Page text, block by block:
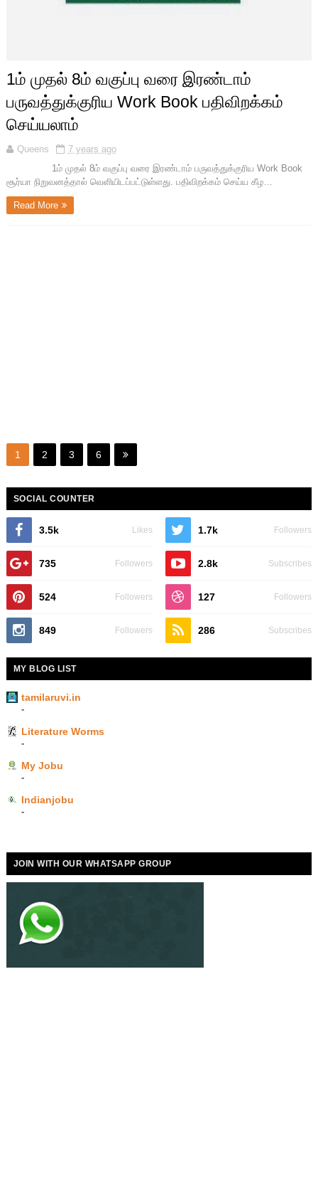
1ம் முதல் 8ம் வகுப்பு வரை இரண்டாம்
பருவத்துக்குரிய Work Book பதிவிறக்கம்
செய்யலாம்
Queens
7 years ago
1ம் முதல் 8ம் வகுப்பு வரை இரண்டாம் பருவத்துக்குரிய Work Book
சூர்யா நிறுவனத்தால் வெளியிடப்பட்டுள்ளது. பதிவிறக்கம் செய்ய கீழ...
Read More
1 2 3 6
SOCIAL COUNTER
3.5k Likes 1.7k Followers
735 Followers 2.8k Subscribes
524 Followers 127 Followers
849 Followers 286 Subscribes
MY BLOG LIST
tamilaruvi.in
-
Literature Worms
-
My Jobu
-
Indianjobu
-
JOIN WITH OUR WHATSAPP GROUP